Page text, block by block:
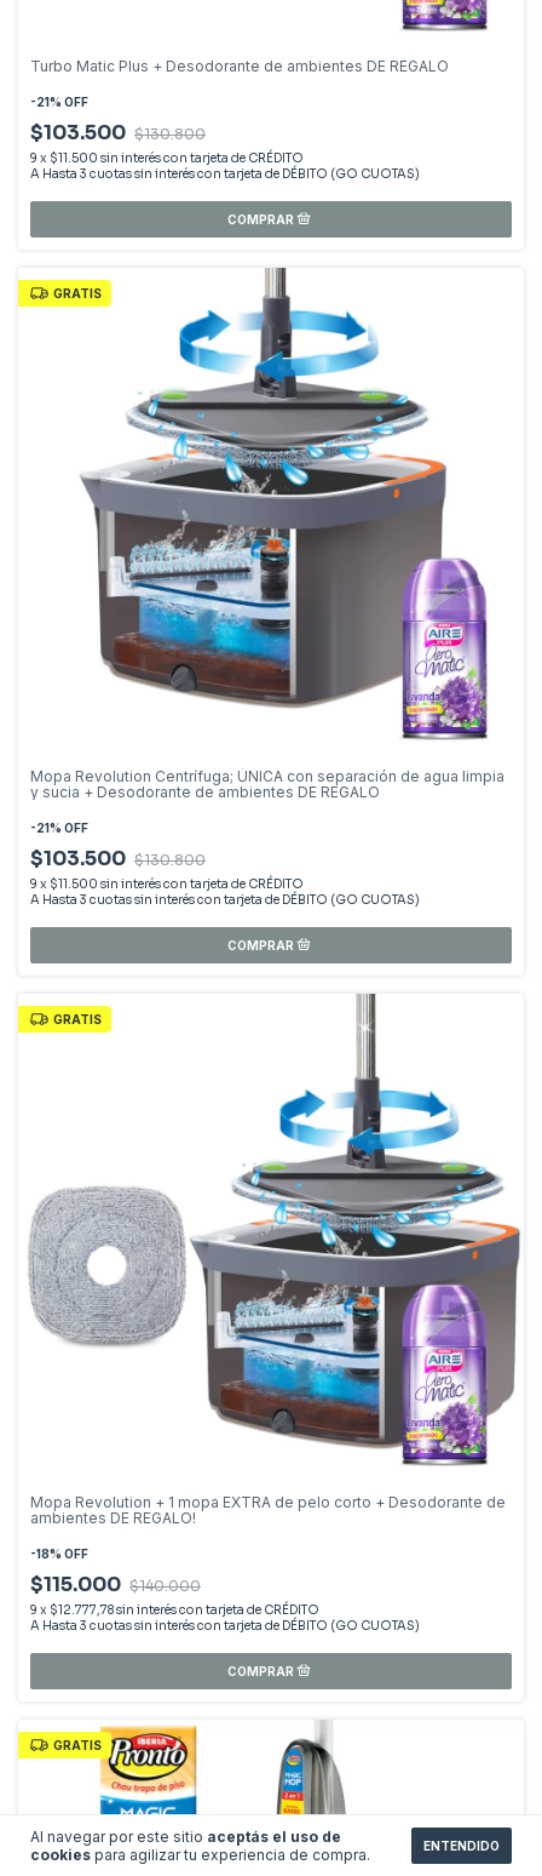
Al navegar por este sitio aceptás el uso de
cookies para agilizar tu experiencia de compra. ENTENDIDO
Turbo Matic Plus + Desodorante de ambientes DE REGALO
-21% OFF
$103.500 $130.800
9 x $11.500 sin interés
GRATIS
Mopa Revolution Centrífuga; ÚNICA con separación de agua limpia
y sucia + Desodorante de ambientes DE REGALO
-21% OFF
$103.500 $130.800
9 x $11.500 sin interés
GRATIS
Mopa Revolution + 1 mopa EXTRA de pelo corto + Desodorante de
ambientes DE REGALO!
-18% OFF
$115.000 $140.000
9 x $12.777,78sin interés
GRATIS